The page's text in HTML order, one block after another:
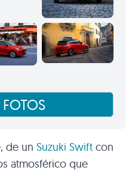
FOTOS
de un Suzuki Swift con
atmosférico que